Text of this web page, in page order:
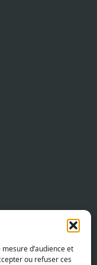
d’audience et
ou refuser ces